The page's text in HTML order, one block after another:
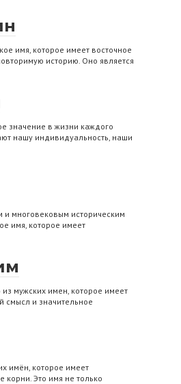
имя, которое имеет восточное
историю. Оно является
значение в жизни каждого
нашу индивидуальность, наши
и многовековым историческим
имя, которое имеет
мужских имен, которое имеет
смысл и значительное
имён, которое имеет
корни. Это имя не только